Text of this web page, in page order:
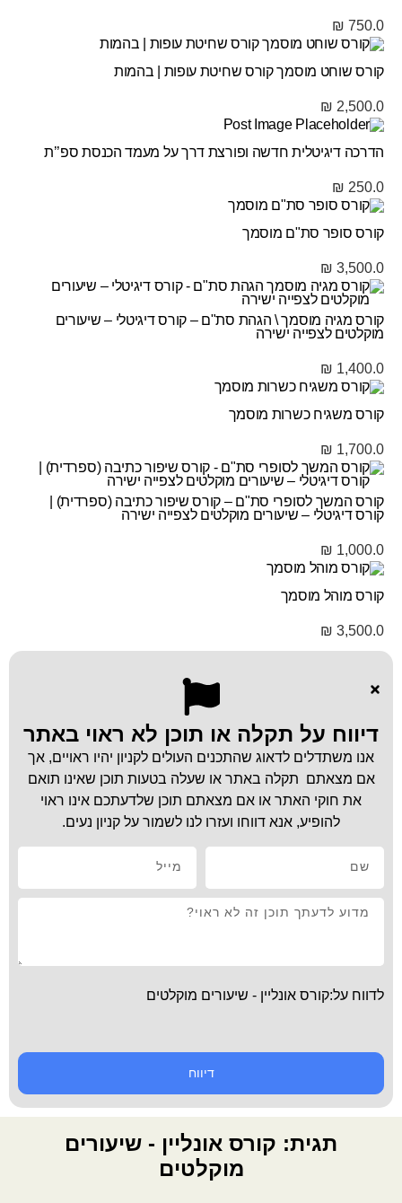
750.0
₪
קורס שוחט מוסמך קורס שחיטת עופות | בהמות
2,500.0
₪
הדרכה דיגיטלית חדשה ופורצת דרך על מעמד הכנסת ספ’’ת
250.0
₪
קורס סופר סת"ם מוסמך
3,500.0
₪
קורס מגיה מוסמך \ הגהת סת"ם – קורס דיגיטלי – שיעורים
מוקלטים לצפייה ישירה
1,400.0
₪
קורס משגיח כשרות מוסמך
1,700.0
₪
קורס המשך לסופרי סת"ם – קורס שיפור כתיבה (ספרדית) |
קורס דיגיטלי – שיעורים מוקלטים לצפייה ישירה
1,000.0
₪
קורס מוהל מוסמך
3,500.0
₪
דיווח על תקלה או תוכן לא ראוי באתר
אנו משתדלים לדאוג שהתכנים העולים לקניון יהיו ראויים, אך
אם מצאתם תקלה באתר או שעלה בטעות תוכן שאינו תואם
את חוקי האתר או אם מצאתם תוכן שלדעתכם אינו ראוי
להופיע, אנא דווחו ועזרו לנו לשמור על קניון נעים.
לדווח על:קורס אונליין - שיעורים מוקלטים
דיווח
תגית: קורס אונליין - שיעורים
מוקלטים